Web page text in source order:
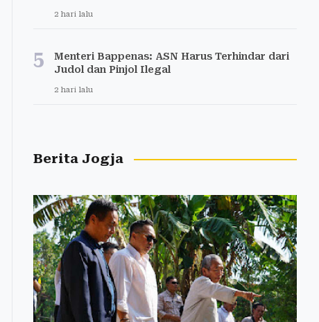
2 hari lalu
5
Menteri Bappenas: ASN Harus Terhindar dari
Judol dan Pinjol Ilegal
2 hari lalu
Berita Jogja